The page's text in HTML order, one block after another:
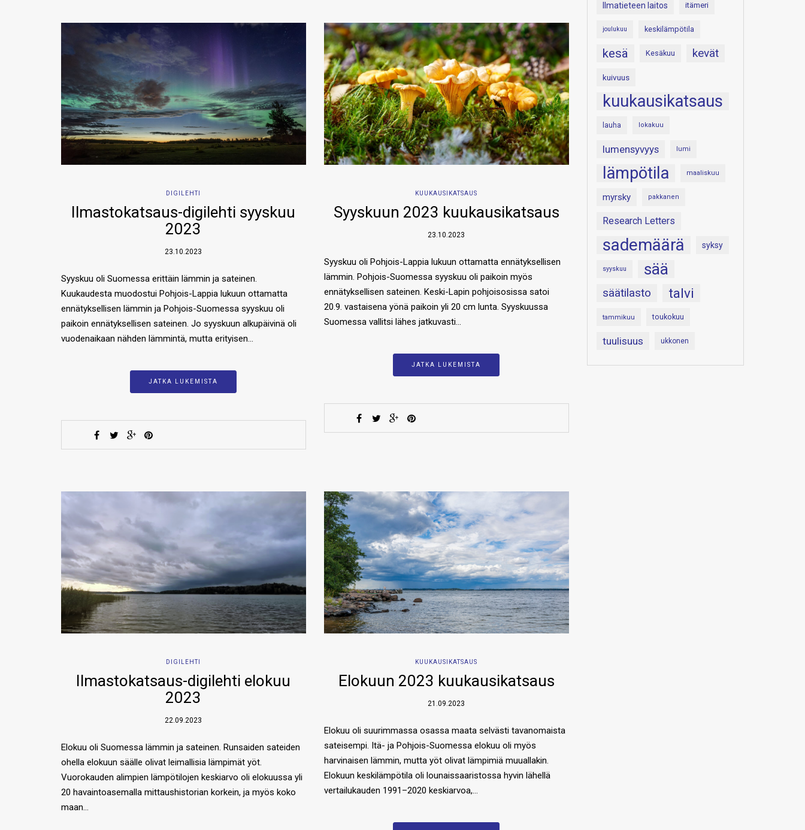
DIGILEHTI
Ilmastokatsaus-digilehti syyskuu
2023
23.10.2023
Syyskuu oli Suomessa erittäin lämmin ja sateinen.
Kuukaudesta muodostui Pohjois-Lappia lukuun ottamatta
ennätyksellisen lämmin ja Pohjois-Suomessa syyskuu oli
paikoin ennätyksellisen sateinen. Jo syyskuun alkupäivinä oli
vuodenaikaan nähden lämmintä, mutta erityisen…
JATKA LUKEMISTA
KUUKAUSIKATSAUS
Syyskuun 2023 kuukausikatsaus
23.10.2023
Syyskuu oli Pohjois-Lappia lukuun ottamatta ennätyksellisen
lämmin. Pohjois-Suomessa syyskuu oli paikoin myös
ennätyksellisen sateinen. Keski-Lapin pohjoisosissa satoi
20.9. vastaisena yönä paikoin yli 20 cm lunta. Syyskuussa
Suomessa vallitsi lähes jatkuvasti…
JATKA LUKEMISTA
DIGILEHTI
Ilmastokatsaus-digilehti elokuu
2023
22.09.2023
Elokuu oli Suomessa lämmin ja sateinen. Runsaiden sateiden
ohella elokuun säälle olivat leimallisia lämpimät yöt.
Vuorokauden alimpien lämpötilojen keskiarvo oli elokuussa yli
20 havaintoasemalla mittaushistorian korkein, ja myös koko
maan…
KUUKAUSIKATSAUS
Elokuun 2023 kuukausikatsaus
21.09.2023
Elokuu oli suurimmassa osassa maata selvästi tavanomaista
sateisempi. Itä- ja Pohjois-Suomessa elokuu oli myös
harvinaisen lämmin, mutta yöt olivat lämpimiä muuallakin.
Elokuun keskilämpötila oli lounaissaaristossa hyvin lähellä
vertailukauden 1991–2020 keskiarvoa,…
Ilmatieteen laitos itämeri
joulukuu keskilämpötila
kesä Kesäkuu kevät
kuivuus
kuukausikatsaus
lauha lokakuu
lumensyvyys lumi
lämpötila maaliskuu
myrsky pakkanen
Research Letters
sademäärä syksy
syyskuu sää
säätilasto talvi
tammikuu toukokuu
tuulisuus ukkonen